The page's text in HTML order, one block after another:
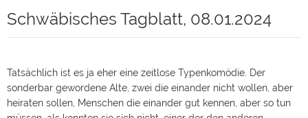
Schwäbisches Tagblatt, 08.01.2024
Tatsächlich ist es ja eher eine zeitlose Typenkomödie. Der
sonderbar gewordene Alte, zwei die einander nicht wollen, aber
heiraten sollen, Menschen die einander gut kennen, aber so tun